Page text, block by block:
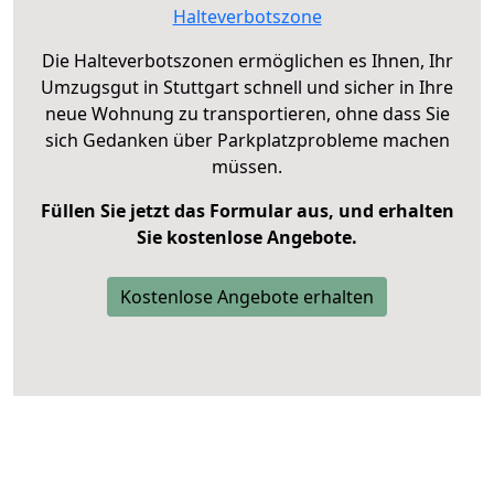
Halteverbotszone
Die Halteverbotszonen ermöglichen es Ihnen, Ihr
Umzugsgut in Stuttgart schnell und sicher in Ihre
neue Wohnung zu transportieren, ohne dass Sie
sich Gedanken über Parkplatzprobleme machen
müssen.
Füllen Sie jetzt das Formular aus, und erhalten
Sie kostenlose Angebote.
Kostenlose Angebote erhalten